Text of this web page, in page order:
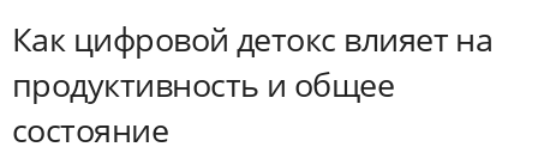
Как цифровой детокс влияет на
продуктивность и общее
состояние